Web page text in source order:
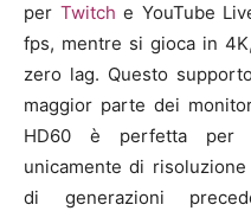
per Twitch e YouTube
fps, mentre si gioca in
zero lag. Questo
maggior parte dei
HD60 è perfetta per
unicamente di
di generazioni